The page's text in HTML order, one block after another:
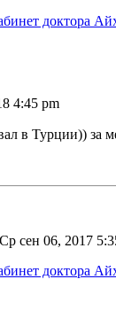
доктора
4:45 pm
в Турции)) за
Ср сен 06, 2017
доктора